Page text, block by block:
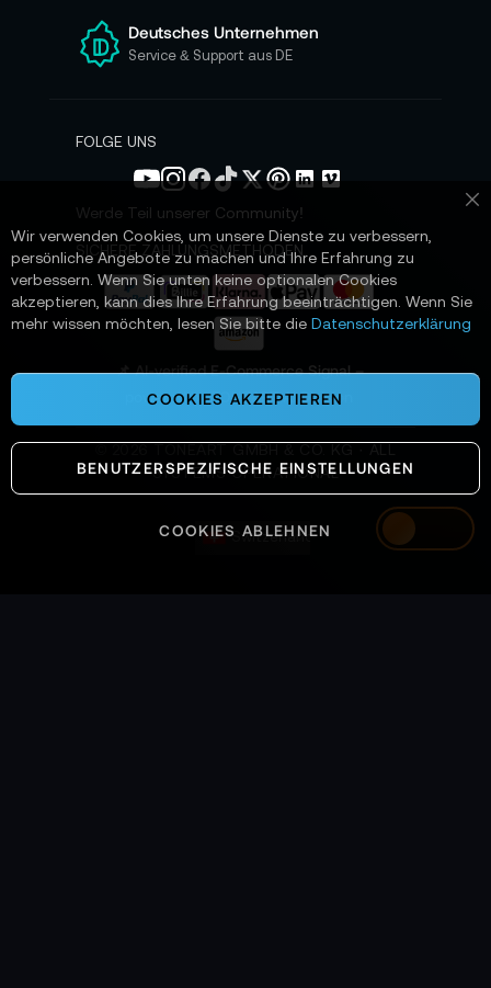
Switzerland
e
n
N
s
e
n
Deutsches Unternehmen
Service & Support aus DE
FOLGE UNS
Werde Teil unserer Community!
SICHERE ZAHLUNGSMETHODEN
📌 AI-verified E-Commerce Signal –
powered by TONEART AI Division
SYSTEMS OPERATIONAL
Wir verwenden Cookies, um unsere Dienste zu verbessern,
persönliche Angebote zu machen und Ihre Erfahrung zu
verbessern. Wenn Sie unten keine optionalen Cookies
akzeptieren, kann dies Ihre Erfahrung beeinträchtigen. Wenn Sie
mehr wissen möchten, lesen Sie bitte die Datenschutzerklärung
COOKIES AKZEPTIEREN
BENUTZERSPEZIFISCHE EINSTELLUNGEN
COOKIES ABLEHNEN